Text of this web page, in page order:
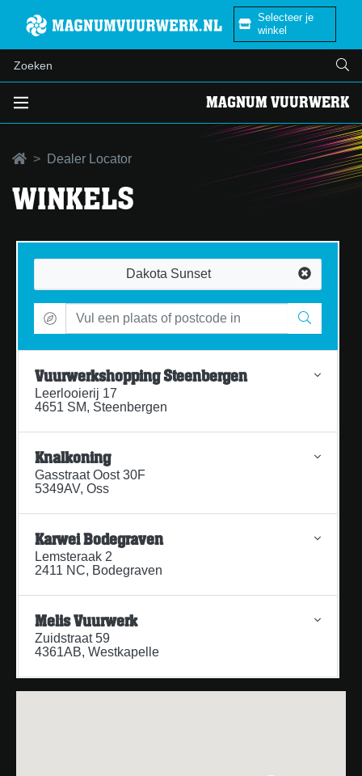
Selecteer je
winkel
MAGNUM VUURWERK
Dealer Locator
WINKELS
Dakota Sunset
Vuurwerkshopping Steenbergen
Leerlooierij 17
4651 SM, Steenbergen
Knalkoning
Gasstraat Oost 30F
5349AV, Oss
Karwei Bodegraven
Lemsteraak 2
2411 NC, Bodegraven
Melis Vuurwerk
Zuidstraat 59
4361AB, Westkapelle